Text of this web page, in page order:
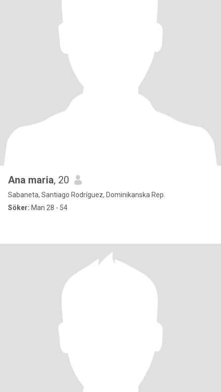
Ana maria, 20
Sabaneta, Santiago Rodríguez, Dominikanska Rep.
Söker: Man 28 - 54